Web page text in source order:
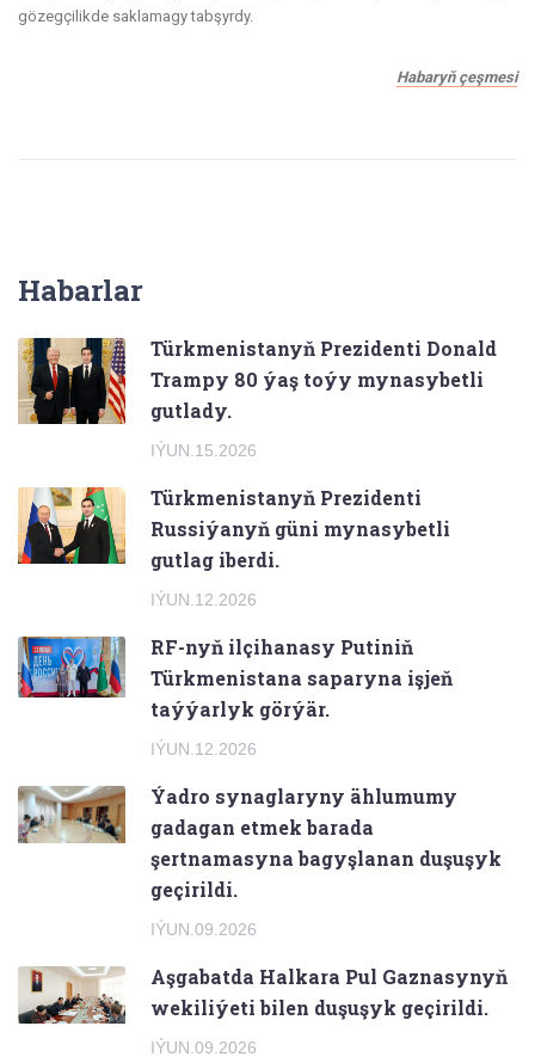
gözegçilikde saklamagy tabşyrdy.
Habaryň çeşmesi
Habarlar
Türkmenistanyň Prezidenti Donald
Trampy 80 ýaş toýy mynasybetli
gutlady.
IÝUN.15.2026
Türkmenistanyň Prezidenti
Russiýanyň güni mynasybetli
gutlag iberdi.
IÝUN.12.2026
RF-nyň ilçihanasy Putiniň
Türkmenistana saparyna işjeň
taýýarlyk görýär.
IÝUN.12.2026
Ýadro synaglaryny ählumumy
gadagan etmek barada
şertnamasyna bagyşlanan duşuşyk
geçirildi.
IÝUN.09.2026
Aşgabatda Halkara Pul Gaznasynyň
wekiliýeti bilen duşuşyk geçirildi.
IÝUN.09.2026